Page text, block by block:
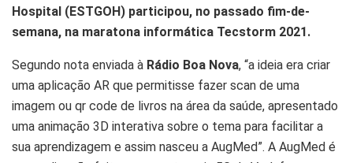
Hospital (ESTGOH) participou, no passado fim-de-
semana, na maratona informática Tecstorm 2021.
Segundo nota enviada à Rádio Boa Nova, “a ideia era criar
uma aplicação AR que permitisse fazer scan de uma
imagem ou qr code de livros na área da saúde, apresentado
uma animação 3D interativa sobre o tema para facilitar a
sua aprendizagem e assim nasceu a AugMed”. A AugMed é